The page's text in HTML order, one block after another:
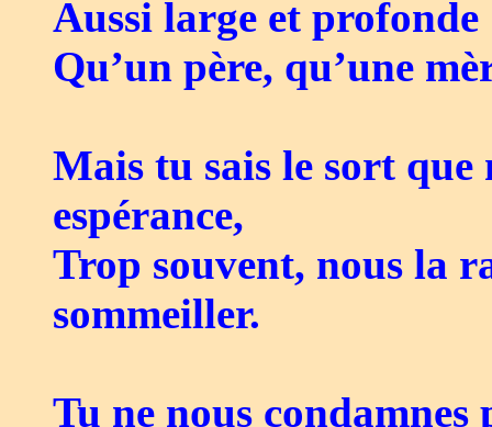
Aussi large et profonde
Qu’un père, qu’une
Mais tu sais le sort que
espérance,
Trop souvent, nous la
sommeiller.
Tu ne nous condamnes